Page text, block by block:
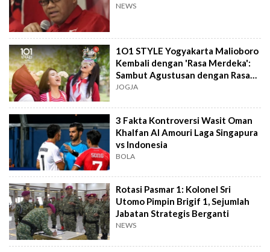
NEWS
1O1 STYLE Yogyakarta Malioboro
Kembali dengan 'Rasa Merdeka':
Sambut Agustusan dengan Rasa
dan Tawa
JOGJA
3 Fakta Kontroversi Wasit Oman
Khalfan Al Amouri Laga Singapura
vs Indonesia
BOLA
Rotasi Pasmar 1: Kolonel Sri
Utomo Pimpin Brigif 1, Sejumlah
Jabatan Strategis Berganti
NEWS